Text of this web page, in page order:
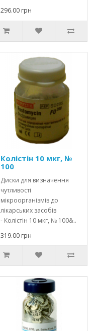
296.00 грн
Колістін 10 мкг, №
100
Диски для визначення
чутливості
мікроорганізмів до
лікарських засобів
- Колістін 10 мкг, № 100&..
319.00 грн